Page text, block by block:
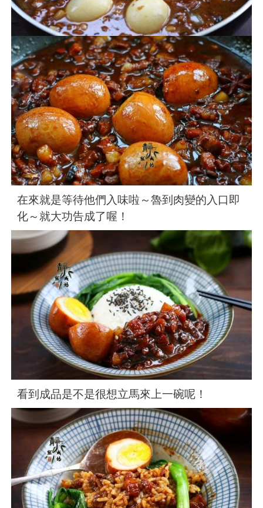
在來就是等待他們入味啦～魯到肉變的入口即
化～就大功告成了喔！
看到成品是不是很想立馬來上一碗呢！